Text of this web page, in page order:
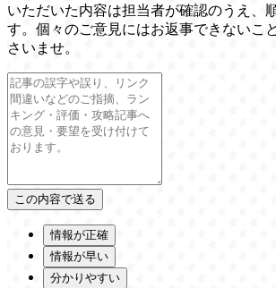
いただいた内容は担当者が確認のうえ、
す。個々のご意見にはお返事できないこ
さいませ。
情報が正確
情報が早い
分かりやすい